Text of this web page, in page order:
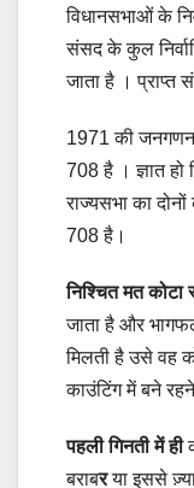
विधानसभाओं के
संसद के कुल
जाता है । प्राप्त
1971 की
708 है । ज्ञात
राज्यसभा का
708 है।
निश्चित मत कोटा
जाता है और
मिलती है उसे वह
काउंटिंग में बने
पहली गिनती में ही
बराबरया इससे